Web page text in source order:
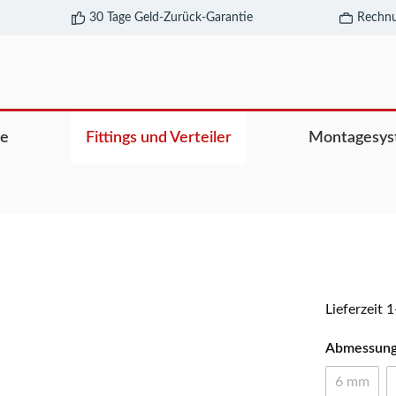
30 Tage Geld-Zurück-Garantie
Fittings und Verteiler
Lieferzeit
6 mm